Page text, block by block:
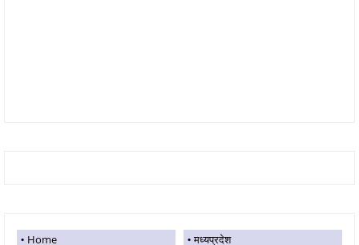
Home
मध्यप्रदेश